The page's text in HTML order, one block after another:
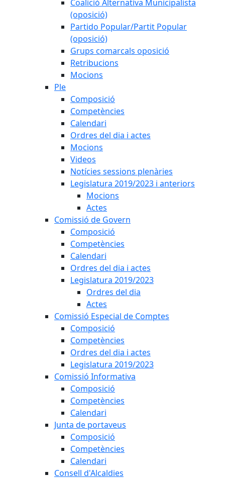
Coalició Alternativa Municipalista
(oposició)
Partido Popular/Partit Popular
(oposició)
Grups comarcals oposició
Retribucions
Mocions
Ple
Composició
Competències
Calendari
Ordres del dia i actes
Mocions
Videos
Notícies sessions plenàries
Legislatura 2019/2023 i anteriors
Mocions
Actes
Comissió de Govern
Composició
Competències
Calendari
Ordres del dia i actes
Legislatura 2019/2023
Ordres del dia
Actes
Comissió Especial de Comptes
Composició
Competències
Ordres del dia i actes
Legislatura 2019/2023
Comissió Informativa
Composició
Competències
Calendari
Junta de portaveus
Composició
Competències
Calendari
Consell d'Alcaldies